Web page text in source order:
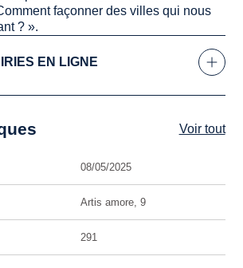
façonner des villes qui nous
? ».
EN LIGNE
Voir tout
08/05/2025
Artis amore, 9
291